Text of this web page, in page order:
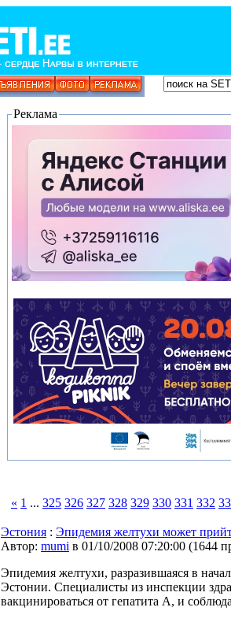
Реклама
« 1 ... 325 326 327 328 329 330 331 332
Эстония : Эпидемия желтухи может
Автор: mumi в 01/10/2008 07:20:00 (1644
Эпидемия желтухи, разразившаяся в
Эстонии. Специалисты из инспекции
вакцинироваться от гепатита А, и